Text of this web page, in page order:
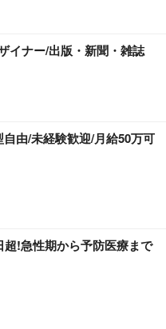
イナー/出版・新聞・雑誌
由/未経験歓迎/月給50万可
!急性期から予防医療まで